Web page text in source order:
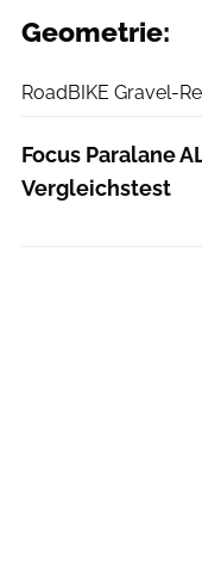
Geometrie:
RoadBIKE Gravel-
Focus Paralane
Vergleichstest